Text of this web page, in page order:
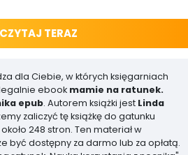
CZYTAJ TERAZ
dla Ciebie, w których księgarniach
ebook mamie na ratunek.
epub. Autorem książki jest Linda
zaliczyć tę książkę do gatunku
248 stron. Ten materiał w
być dostępny za darmo lub za opłatą.